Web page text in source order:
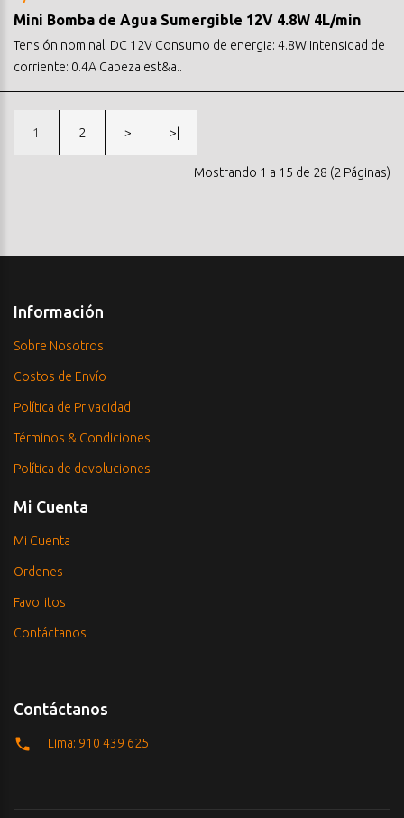
Mini Bomba de Agua Sumergible 12V 4.8W 4L/min
Tensión nominal: DC 12V Consumo de energia: 4.8W Intensidad de
corriente: 0.4A Cabeza est&a..
1 2 > >|
Mostrando 1 a 15 de 28 (2 Páginas)
Información
Sobre Nosotros
Costos de Envío
Política de Privacidad
Términos & Condiciones
Política de devoluciones
Mi Cuenta
Mi Cuenta
Ordenes
Favoritos
Contáctanos
Contáctanos
Lima: 910 439 625